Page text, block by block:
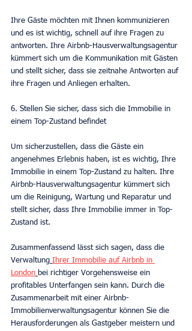
Ihre Gäste möchten mit Ihnen kommunizieren
und es ist wichtig, schnell auf ihre Fragen zu
antworten. Ihre Airbnb-Hausverwaltungsagentur
kümmert sich um die Kommunikation mit Gästen
und stellt sicher, dass sie zeitnahe Antworten auf
ihre Fragen und Anliegen erhalten.
6. Stellen Sie sicher, dass sich die Immobilie in
einem Top-Zustand befindet
Um sicherzustellen, dass die Gäste ein
angenehmes Erlebnis haben, ist es wichtig, Ihre
Immobilie in einem Top-Zustand zu halten. Ihre
Airbnb-Hausverwaltungsagentur kümmert sich
um die Reinigung, Wartung und Reparatur und
stellt sicher, dass Ihre Immobilie immer in Top-
Zustand ist.
Zusammenfassend lässt sich sagen, dass die
Verwaltung Ihrer Immobilie auf Airbnb in
London bei richtiger Vorgehensweise ein
profitables Unterfangen sein kann. Durch die
Zusammenarbeit mit einer Airbnb-
Immobilienverwaltungsagentur können Sie die
Herausforderungen als Gastgeber meistern und